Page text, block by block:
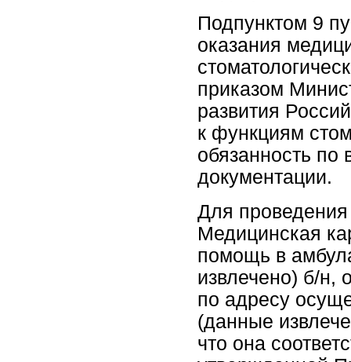
Подпунктом 9
оказания
приказом
развития
к функциям
обязанность по
документации.
Для проведения
Медицинская
помощь в
извлечено) б/
по адресу
(данные
что она